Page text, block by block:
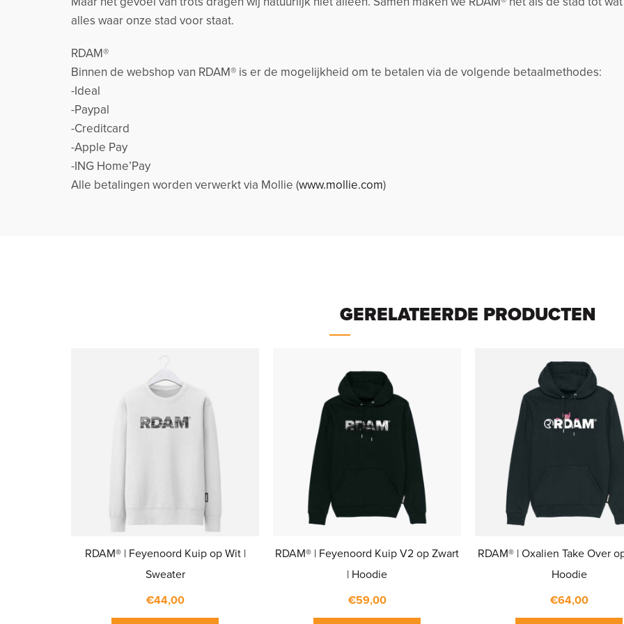
alles waar onze stad voor staat.
RDAM®
Binnen de webshop van RDAM® is er de mogelijkheid om te betalen via de volgende betaalmethodes:
-Ideal
-Paypal
-Creditcard
-Apple Pay
-ING Home’Pay
Alle betalingen worden verwerkt via Mollie (www.mollie.com)
GERELATEERDE PRODUCTEN
RDAM® | Feyenoord Kuip op Wit |
Sweater
€44,00
RDAM® | Feyenoord Kuip V2 op Zwart
| Hoodie
€59,00
RDAM® | Oxalien Take Over
Hoodie
€64,00